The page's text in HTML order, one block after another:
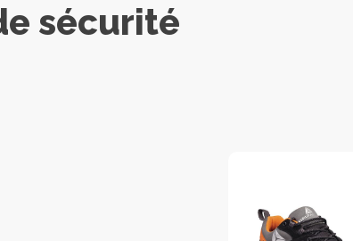
sécurité